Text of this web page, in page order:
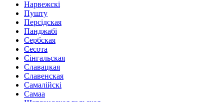
Нарвежскі
Пушту
Персідская
Панджабі
Сербская
Сесота
Сінгальская
Славацкая
Славенская
Самалійскі
Самаа